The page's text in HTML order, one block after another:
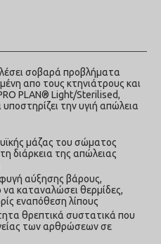
σοβαρά προβλήματα
απο τους κτηνιάτρους και
PLAN® Light/Sterilised,
υποστηρίζει την υγιή απώλεια
μάζας του σώματος
διάρκεια της απώλειας
αύξησης βάρους,
καταναλώσει θερμίδες,
εναπόθεση λίπους
θρεπτικά συστατικά που
των αρθρώσεων σε